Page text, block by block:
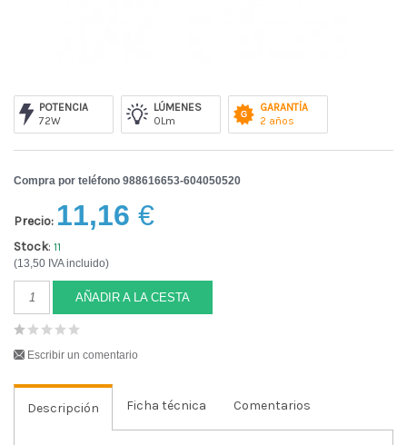
POTENCIA
72W
LÚMENES
0Lm
GARANTÍA
2 años
Compra por teléfono 988616653-604050520
Precio: 11,16 €
Stock: 11
(13,50 IVA incluido)
AÑADIR A LA CESTA
Escribir un comentario
Descripción Ficha técnica Comentarios